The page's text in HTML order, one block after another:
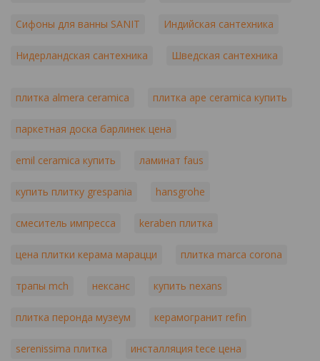
Сифоны для ванны SANIT Индийская сантехника
Нидерландская сантехника Шведская сантехника
плитка almera ceramica плитка ape ceramica купить
паркетная доска барлинек цена
emil ceramica купить ламинат faus
купить плитку grespania hansgrohe
смеситель импресса keraben плитка
цена плитки керама марацци плитка marca corona
трапы mch нексанс купить nexans
плитка перонда музеум керамогранит refin
serenissima плитка инсталляция tece цена